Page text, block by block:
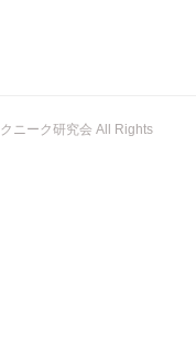
ニーク研究会 All Rights